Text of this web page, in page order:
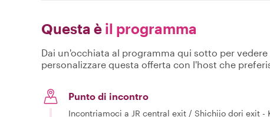
Questa è il programma
Dai un'occhiata al programma qui sotto per
personalizzare questa offerta con l'host che
Punto di incontro
Incontriamoci a JR central exit / Shichijo dori exit